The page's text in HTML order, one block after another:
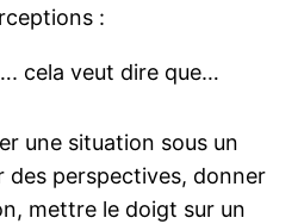
:
cela veut dire que…
une situation sous un
des perspectives, donner
mettre le doigt sur un